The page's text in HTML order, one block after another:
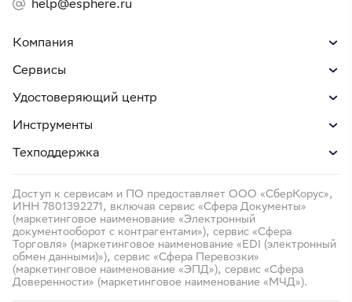
Компания
Сервисы
Удостоверяющий центр
Инструменты
Техподдержка
help@esphere.ru
Доступ к сервисам и ПО предоставляет ООО «СберКорус»,
ИНН 7801392271, включая сервис «Сфера Документы»
(маркетинговое наименование «Электронный
документооборот с контрагентами»), сервис «Сфера
Торговля» (маркетинговое наименование «EDI (электронный
обмен данными)»), сервис «Сфера Перевозки»
(маркетинговое наименование «ЭПД»), сервис «Сфера
Доверенности» (маркетинговое наименование «МЧД»).